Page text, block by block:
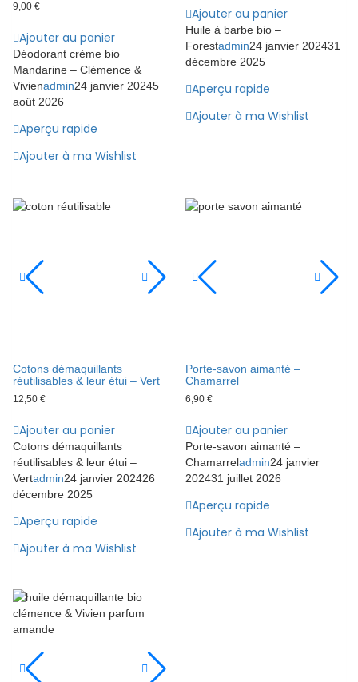
9,00 €
Ajouter au panier
Déodorant crème bio
Mandarine – Clémence &
Vivienadmin24 janvier 20245
août 2026
Aperçu rapide
Ajouter à ma Wishlist
Ajouter au panier
Huile à barbe bio –
Forestadmin24 janvier 202431
décembre 2025
Aperçu rapide
Ajouter à ma Wishlist
Cotons démaquillants
réutilisables & leur étui – Vert
12,50 €
Ajouter au panier
Cotons démaquillants
réutilisables & leur étui –
Vertadmin24 janvier 202426
décembre 2025
Aperçu rapide
Ajouter à ma Wishlist
Porte-savon aimanté –
Chamarrel
6,90€
Ajouter au panier
Porte-savon aimanté –
Chamarreladmin24 janvier
202431 juillet 2026
Aperçu rapide
Ajouter à ma Wishlist